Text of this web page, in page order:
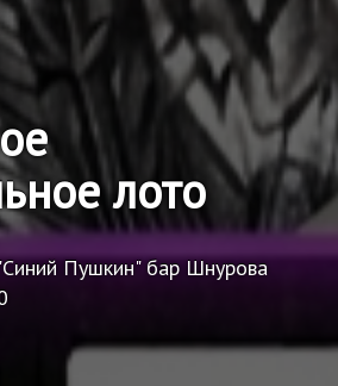
лото
Пушкин" бар Шнурова